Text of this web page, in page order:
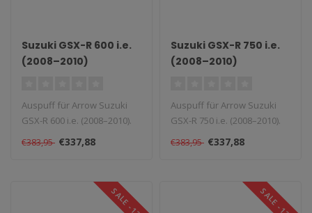
Suzuki GSX-R 600 i.e.
(2008–2010)
Auspuff für Arrow Suzuki
GSX-R 600 i.e. (2008–2010).
Lieferzeit: 1–4 Wochen..
€383,95 €337,88
Suzuki GSX-R 750 i.e.
(2008–2010)
Auspuff für Arrow Suzuki
GSX-R 750 i.e. (2008–2010).
Lieferzeit: 1–4 Wochen..
€383,95 €337,88
SALE -12% SALE -12%